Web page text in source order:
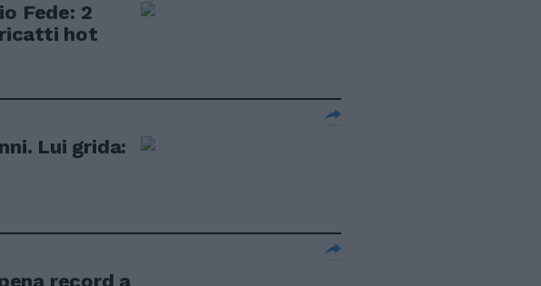
Fede: 2
hot
Lui grida:
record a